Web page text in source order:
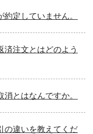
定していません。
済注文とはどのよう
とはなんですか。
の違いを教えてくだ